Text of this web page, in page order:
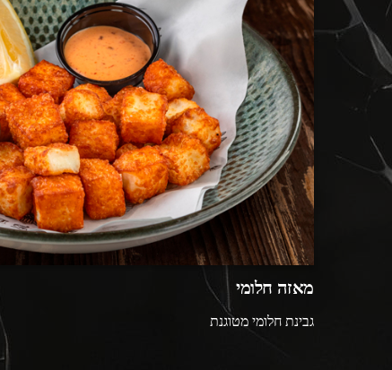
מאזה חלומי
גבינת חלומי מטוגנת